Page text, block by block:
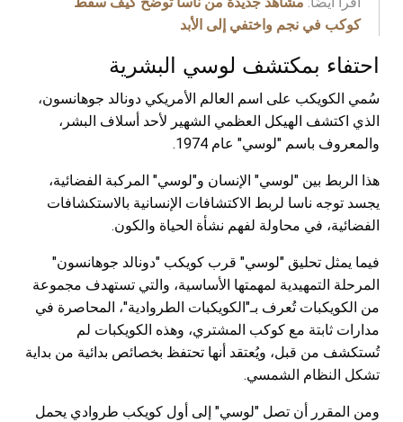
كوكب في نجم واختفي إلى الأبد
احتفاء بمكتشف لوسي البشرية
سُمي الكويكب على اسم العالم الأمريكي دونالد جوهانسون،
الذي اكتشف الهيكل العظمي الشهير لأحد أسلاف البشر،
والمعروف باسم "لوسي" عام 1974.
هذا الربط بين "لوسي" الإنسان و"لوسي" المركبة الفضائية،
يجسد توجه ناسا لربط الاكتشافات الإنسانية بالاستكشافات
الفضائية، في محاولة لفهم نشأة الحياة والكون.
فيما يمثل تحليق "لوسي" قرب كويكب "دونالد جوهانسون"
المرحلة التمهيدية لمهمتها الأساسية، والتي تستهدف مجموعة
من الكويكبات تُعرف بـ"الكويكبات الطروادية"، المحاصرة في
مدارات ثابتة مع كوكب المشتري، وهذه الكويكبات لم
تُستكشف من قبل، ويُعتقد أنها تحتفظ بخصائص بدائية من بداية
تشكل النظام الشمسي.
ومن المقرر أن تصل "لوسي" إلى أول كويكب طروادي يحمل